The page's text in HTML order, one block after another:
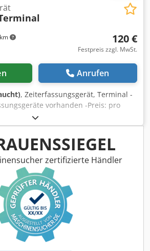
120 €
Festpreis zzgl. MwSt.
Anrufen
, Zeiterfassungsgerät, Terminal -
vorhanden -Preis: pro
Ah Tjk -mit Handscanner Datalogic
zertifizierte Händler